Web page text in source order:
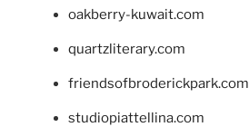
oakberry-kuwait.com
quartzliterary.com
friendsofbroderickpark.com
studiopiattellina.com